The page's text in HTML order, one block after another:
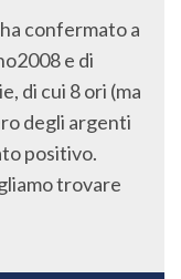
confermato a
e di
di cui 8 ori (ma
degli argenti
positivo.
trovare